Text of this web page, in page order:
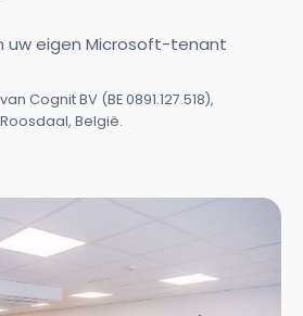
uw eigen Microsoft-tenant
Cognit BV (BE 0891.127.518),
België.